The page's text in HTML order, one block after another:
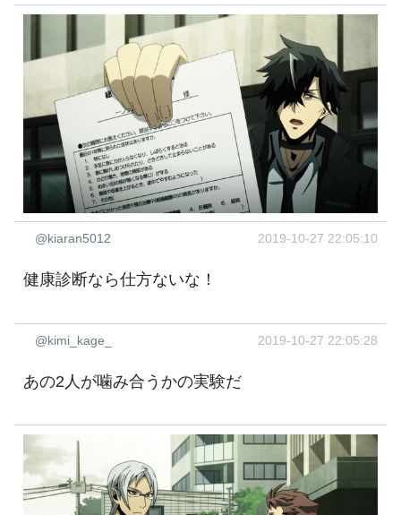
@kiaran5012 2019-10-27 22:05:10
健康診断なら仕方ないな！
@kimi_kage_ 2019-10-27 22:05:28
あの2人が噛み合うかの実験だ